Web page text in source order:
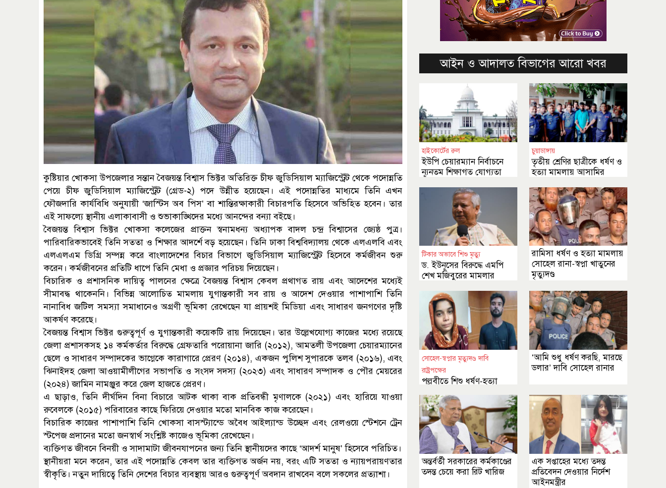
কুষ্টিয়ার খোকসা উপজেলার সন্তান বৈজয়ন্ত বিশ্বাস ভিক্টর অতিরিক্ত চীফ জুডিসিয়াল ম্যাজিস্ট্রেট থেকে পদোন্নতি
পেয়ে চীফ জুডিসিয়াল ম্যাজিস্ট্রেট (গ্রেড-২) পদে উন্নীত হয়েছেন। এই পদোন্নতির মাধ্যমে তিনি এখন
ফৌজদারি কার্যবিধি অনুযায়ী ‘জাস্টিস অব পিস’ বা শান্তিরক্ষাকারী বিচারপতি হিসেবে অভিহিত হবেন। তার
এই সাফল্যে স্থানীয় এলাকাবাসী ও শুভাকাঙ্খিদের মধ্যে আনন্দের বন্যা বইছে।
বৈজয়ন্ত বিশ্বাস ভিক্টর খোকসা কলেজের প্রাক্তন স্বনামধন্য অধ্যাপক বাদল চন্দ্র বিশ্বাসের জ্যেষ্ঠ পুত্র।
পারিবারিকভাবেই তিনি সততা ও শিক্ষার আদর্শে বড় হয়েছেন। তিনি ঢাকা বিশ্ববিদ্যালয় থেকে এলএলবি এবং
এলএলএম ডিগ্রি সম্পন্ন করে বাংলাদেশের বিচার বিভাগে জুডিসিয়াল ম্যাজিস্ট্রেট হিসেবে কর্মজীবন শুরু
করেন। কর্মজীবনের প্রতিটি ধাপে তিনি মেধা ও প্রজ্ঞার পরিচয় দিয়েছেন।
বিচারিক ও প্রশাসনিক দায়িত্ব পালনের ক্ষেত্রে বৈজয়ন্ত বিশ্বাস কেবল প্রথাগত রায় এবং আদেশের মধ্যেই
সীমাবদ্ধ থাকেননি। বিভিন্ন আলোচিত মামলায় যুগান্তকারী সব রায় ও আদেশ দেওয়ার পাশাপাশি তিনি
নানাবিধ জটিল সমস্যা সমাধানেও অগ্রণী ভূমিকা রেখেছেন যা প্রায়শই মিডিয়া এবং সাধারণ জনগণের দৃষ্টি
আকর্ষণ করেছে।
বৈজয়ন্ত বিশ্বাস ভিক্টর গুরুত্বপূর্ণ ও যুগান্তকারী কয়েকটি রায় দিয়েছেন। তার উল্লেখযোগ্য কাজের মধ্যে রয়েছে
জেলা প্রশাসকসহ ১৪ কর্মকর্তার বিরুদ্ধে গ্রেফতারি পরোয়ানা জারি (২০১২), আমতলী উপজেলা চেয়ারম্যানের
ছেলে ও সাধারণ সম্পাদকের ভাগ্নেকে কারাগারে প্রেরণ (২০১৪), একজন পুলিশ সুপারকে তলব (২০১৬), এবং
ঝিনাইদহ জেলা আওয়ামীলীগের সভাপতি ও সংসদ সদস্য (২০২৩) এবং সাধারণ সম্পাদক ও পৌর মেয়রের
(২০২৪) জামিন নামঞ্জুর করে জেল হাজতে প্রেরণ।
এ ছাড়াও, তিনি দীর্ঘদিন বিনা বিচারে আটক থাকা বাক প্রতিবন্ধী মৃণালকে (২০২১) এবং হারিয়ে যাওয়া
রুবেলকে (২০১৫) পরিবারের কাছে ফিরিয়ে দেওয়ার মতো মানবিক কাজ করেছেন।
বিচারিক কাজের পাশাপাশি তিনি খোকসা বাসস্ট্যান্ডে অবৈধ আইল্যান্ড উচ্ছেদ এবং রেলওয়ে স্টেশনে ট্রেন
স্টপেজ প্রদানের মতো জনস্বার্থ সংশ্লিষ্ট কাজেও ভূমিকা রেখেছেন।
ব্যক্তিগত জীবনে বিনয়ী ও সাদামাটা জীবনযাপনের জন্য তিনি স্থানীয়দের কাছে ‘আদর্শ মানুষ’ হিসেবে পরিচিত।
স্থানীয়রা মনে করেন, তার এই পদোন্নতি কেবল তার ব্যক্তিগত অর্জন নয়, বরং এটি সততা ও ন্যায়পরায়ণতার
স্বীকৃতি। নতুন দায়িত্বে তিনি দেশের বিচার ব্যবস্থায় আরও গুরুত্বপূর্ণ অবদান রাখবেন বলে সকলের প্রত্যাশা।
আইন ও আদালত বিভাগের আরো খবর
হাইকোর্টের রুল
ইউপি চেয়ারম্যান নির্বাচনে
ন্যূনতম শিক্ষাগত যোগ্যতা
চুয়াডাঙ্গায়
তৃতীয় শ্রেণির ছাত্রীকে ধর্ষণ ও
হত্যা মামলায় আসামির
টিকার অভাবে শিশু মৃত্যু
ড. ইউনূসের বিরুদ্ধে এমপি
শেখ মজিবুরের মামলার
রামিসা ধর্ষণ ও হত্যা মামলায়
সোহেল রানা-স্বপ্না খাতুনের
মৃত্যুদণ্ড
সোহেল-স্বপ্নার মৃত্যুদণ্ড দাবি
রাষ্ট্রপক্ষের
পল্লবীতে শিশু ধর্ষণ-হত্যা
‘আমি শুধু ধর্ষণ করছি, মারছে
ডলার’ দাবি সোহেল রানার
অন্তর্বর্তী সরকারের কর্মকাণ্ডের
তদন্ত চেয়ে করা রিট খারিজ
এক সপ্তাহের মধ্যে তদন্ত
প্রতিবেদন দেওয়ার নির্দেশ
আইনমন্ত্রীর